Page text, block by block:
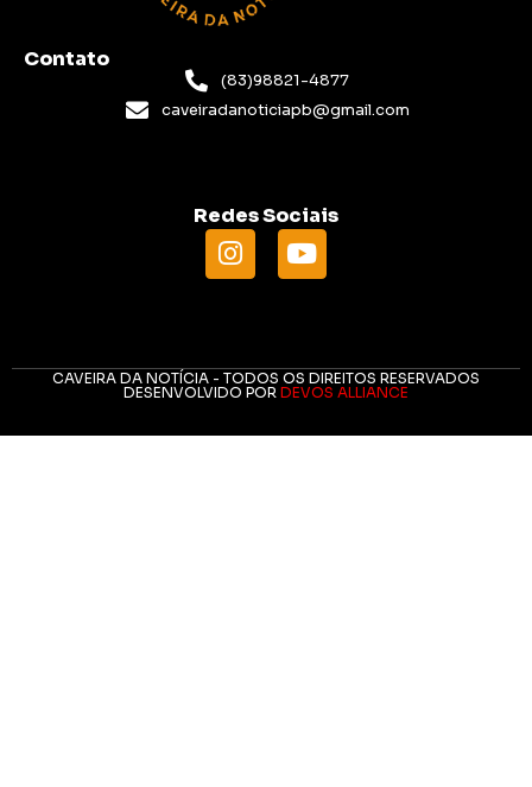
Contato
(83)98821-4877
caveiradanoticiapb@gmail.com
Redes Sociais
CAVEIRA DA NOTÍCIA - TODOS OS DIREITOS RESERVADOS
DESENVOLVIDO POR DEVOS ALLIANCE